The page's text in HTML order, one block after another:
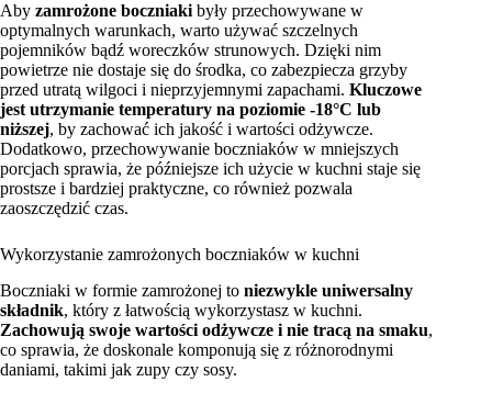
Aby zamrożone boczniaki były przechowywane w
optymalnych warunkach, warto używać szczelnych
pojemników bądź woreczków strunowych. Dzięki nim
powietrze nie dostaje się do środka, co zabezpiecza grzyby
przed utratą wilgoci i nieprzyjemnymi zapachami. Kluczowe
jest utrzymanie temperatury na poziomie -18°C lub
niższej, by zachować ich jakość i wartości odżywcze.
Dodatkowo, przechowywanie boczniaków w mniejszych
porcjach sprawia, że późniejsze ich użycie w kuchni staje się
prostsze i bardziej praktyczne, co również pozwala
zaoszczędzić czas.
Wykorzystanie zamrożonych boczniaków w kuchni
Boczniaki w formie zamrożonej to niezwykle uniwersalny
składnik, który z łatwością wykorzystasz w kuchni.
Zachowują swoje wartości odżywcze i nie tracą na smaku,
co sprawia, że doskonale komponują się z różnorodnymi
daniami, takimi jak zupy czy sosy.